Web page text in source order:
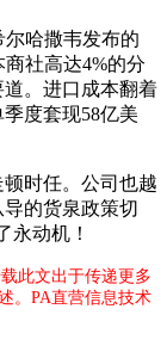
哈撒韦发布的
社高达4%的分
。进口成本翻着
度套现58亿美
时任。公司也越
的货泉政策切
永动机！
此文出于传递更多
。PA直营信息技术